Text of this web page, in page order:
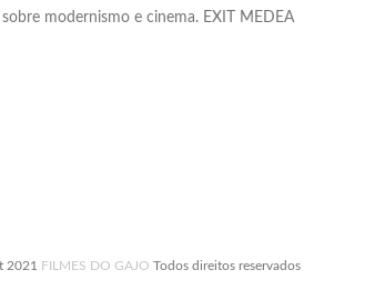
modernismo e cinema. EXIT MEDEA
2021 FILMES DO GAJO Todos direitos reservados